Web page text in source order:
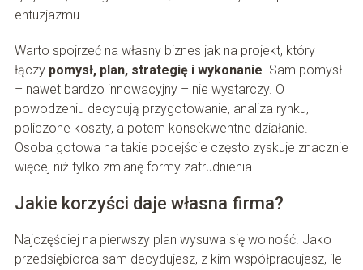
entuzjazmu.
Warto spojrzeć na własny biznes jak na projekt, który
łączy pomysł, plan, strategię i wykonanie. Sam pomysł
– nawet bardzo innowacyjny – nie wystarczy. O
powodzeniu decydują przygotowanie, analiza rynku,
policzone koszty, a potem konsekwentne działanie.
Osoba gotowa na takie podejście często zyskuje znacznie
więcej niż tylko zmianę formy zatrudnienia.
Jakie korzyści daje własna firma?
Najczęściej na pierwszy plan wysuwa się wolność. Jako
przedsiębiorca sam decydujesz, z kim współpracujesz, ile